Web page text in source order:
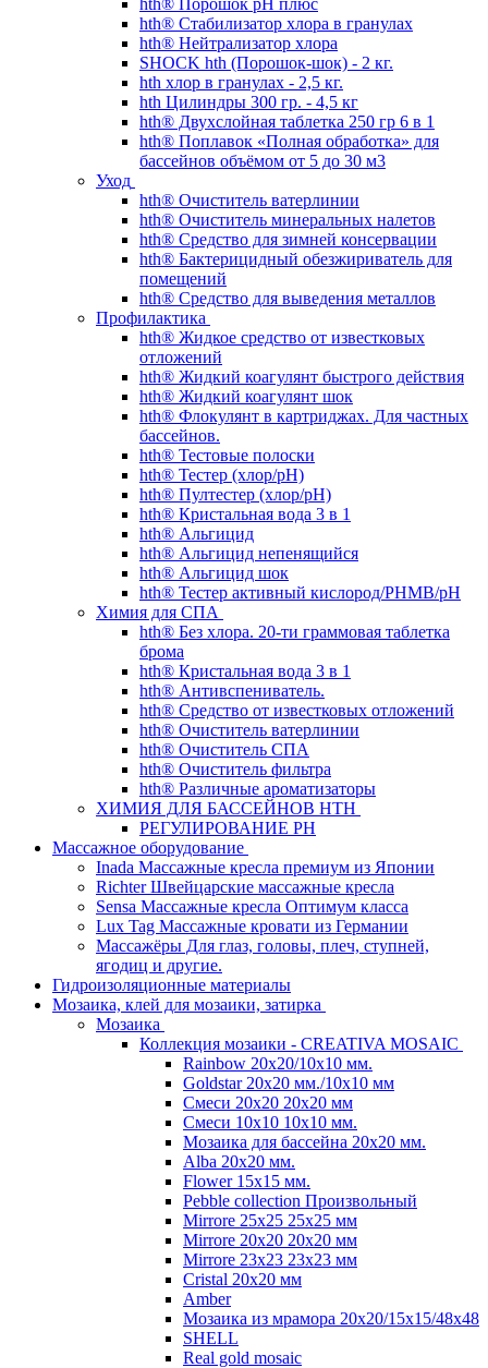
hth® Стабилизатор хлора в гранулах
hth® Нейтрализатор хлора
SHOCK hth (Порошок-шок) - 2 кг.
hth хлор в гранулах - 2,5 кг.
hth Цилиндры 300 гр. - 4,5 кг
hth® Двухслойная таблетка 250 гр 6 в 1
hth® Поплавок «Полная обработка» для
бассейнов объёмом от 5 до 30 м3
Уход
hth® Очиститель ватерлинии
hth® Очиститель минеральных налетов
hth® Средство для зимней консервации
hth® Бактерицидный обезжириватель для
помещений
hth® Средство для выведения металлов
Профилактика
hth® Жидкое средство от известковых
отложений
hth® Жидкий коагулянт быстрого действия
hth® Жидкий коагулянт шок
hth® Флокулянт в картриджах. Для частных
бассейнов.
hth® Тестовые полоски
hth® Тестер (хлор/pH)
hth® Пултестер (хлор/pH)
hth® Кристальная вода 3 в 1
hth® Альгицид
hth® Альгицид непенящийся
hth® Альгицид шок
hth® Тестер активный кислород/PHMB/pH
Химия для СПА
hth® Без хлора. 20-ти граммовая таблетка
брома
hth® Кристальная вода 3 в 1
hth® Антивспениватель.
hth® Средство от известковых отложений
hth® Очиститель ватерлинии
hth® Очиститель СПА
hth® Очиститель фильтра
hth® Различные ароматизаторы
ХИМИЯ ДЛЯ БАССЕЙНОВ HTH
РЕГУЛИРОВАНИЕ PH
Массажное оборудование
Inada Массажные кресла премиум из Японии
Richter Швейцарские массажные кресла
Sensа Массажные кресла Оптимум класса
Lux Tag Массажные кровати из Германии
Массажёры Для глаз, головы, плеч, ступней,
ягодиц и другие.
Гидроизоляционные материалы
Мозаика, клей для мозаики, затирка
Мозаика
Коллекция мозаики - CREATIVA MOSAIC
Rainbow 20x20/10х10 мм.
Goldstar 20х20 мм./10х10 мм
Смеси 20х20 20х20 мм
Смеси 10х10 10x10 мм.
Мозаика для бассейна 20x20 мм.
Alba 20x20 мм.
Flower 15x15 мм.
Pebble collection Произвольный
Mirrore 25х25 25x25 мм
Mirrore 20х20 20x20 мм
Mirrore 23х23 23x23 мм
Cristal 20х20 мм
Amber
Мозаика из мрамора 20х20/15х15/48х48
SHELL
Real gold mosaic